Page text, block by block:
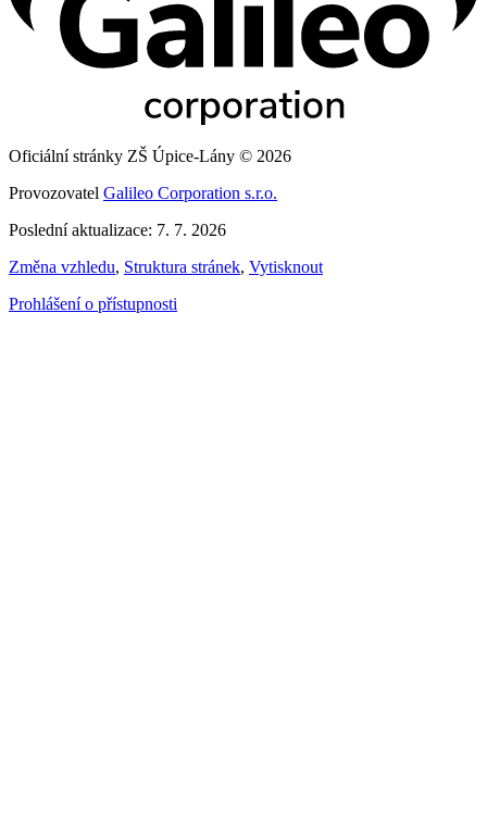
Oficiální stránky ZŠ Úpice-Lány © 2026
Provozovatel Galileo Corporation s.r.o.
Poslední aktualizace: 7. 7. 2026
Změna vzhledu, Struktura stránek, Vytisknout
Prohlášení o přístupnosti